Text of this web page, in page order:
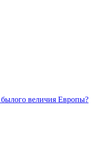
величия Европы?